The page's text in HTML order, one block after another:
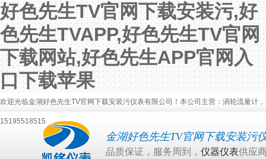
好色先生TV官网下载安装污,好
色先生TVAPP,好色先生TV官网
下载网站,好色先生APP官网入
口下载苹果
欢迎光临金湖好色先生TV官网下载安装污仪表有限公司！本公司主营：涡轮流量计，电
15195518515
金湖好色先生TV官网下载安装污
品质保证，服务周到， 仪器仪表供应